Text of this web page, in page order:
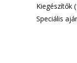
Kiegészítők
Speciális